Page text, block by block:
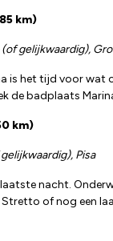
km)
gelijkwaardig),
is het tijd voor wat
de badplaats
km)
Pisa
nacht.
of nog een